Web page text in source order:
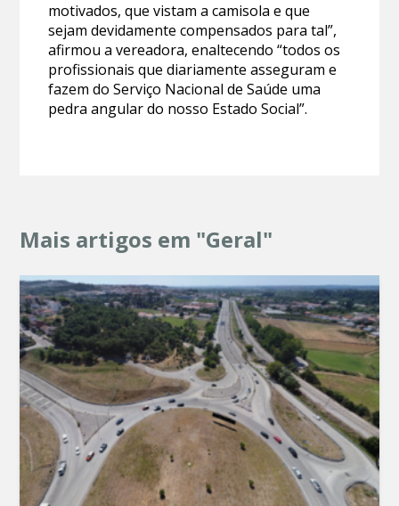
motivados, que vistam a camisola e que
sejam devidamente compensados para tal”,
afirmou a vereadora, enaltecendo “todos os
profissionais que diariamente asseguram e
fazem do Serviço Nacional de Saúde uma
pedra angular do nosso Estado Social”.
Mais artigos em "Geral"